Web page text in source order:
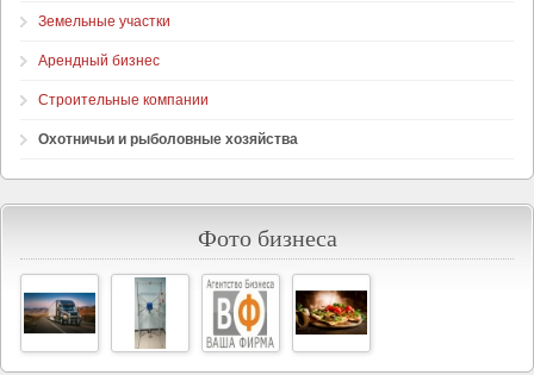
Земельные участки
Арендный бизнес
Строительные компании
Охотничьи и рыболовные хозяйства
Фото бизнеса